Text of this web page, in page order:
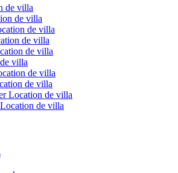
de villa
de villa
de villa
de villa
de villa
villa
de villa
de villa
Location de villa
Location de villa